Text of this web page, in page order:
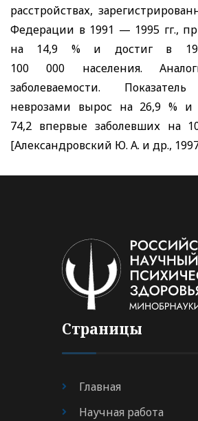
расстройствах,
Федерации в 1991 — 1995 гг.,
на 14,9 % и достиг в
100 000 населения.
заболеваемости. Показатель
неврозами вырос на 26,9 % и
74,2 впервые заболевших на
[Александровский Ю. А. и др.,
Страницы
Главная
Научная работа